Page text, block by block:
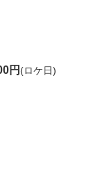
円 (ロケ日)